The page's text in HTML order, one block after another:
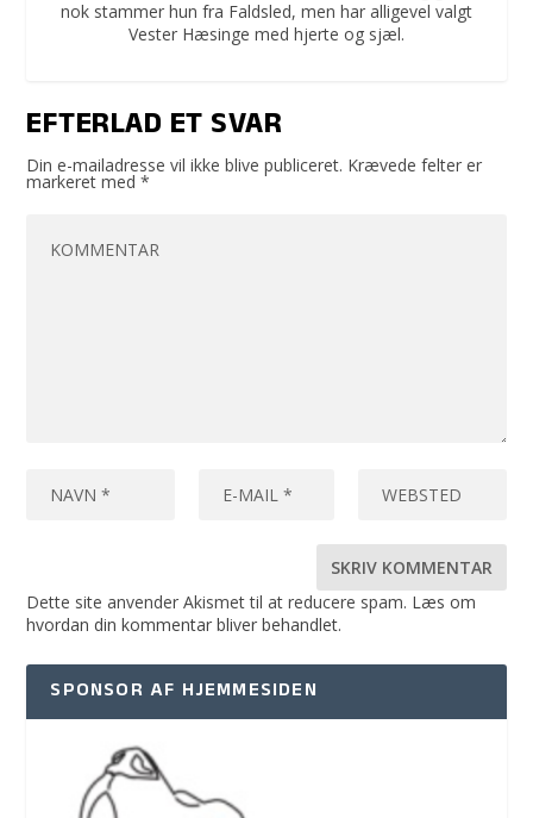
nok stammer hun fra Faldsled, men har alligevel valgt
Vester Hæsinge med hjerte og sjæl.
EFTERLAD ET SVAR
Din e-mailadresse vil ikke blive publiceret. Krævede felter er
markeret med*
Dette site anvender Akismet til at reducere spam. Læs om
hvordan din kommentar bliver behandlet.
SPONSOR AF HJEMMESIDEN